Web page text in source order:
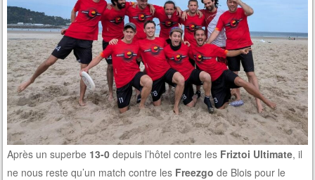
Après un superbe 13-0 depuis l’hôtel contre les Friztoi Ultimate, il
ne nous reste qu’un match contre les Freezgo de Blois pour le